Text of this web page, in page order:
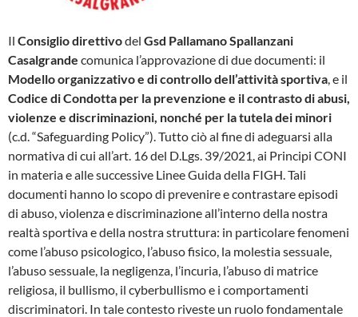
Il Consiglio direttivodel Gsd Pallamano Spallanzani
Casalgrande comunica l’approvazione di due documenti: il
Modello organizzativo e di controllo dell’attività sportiva , e il
Codice di Condotta per la prevenzione e il contrasto di abusi,
violenze e discriminazioni, nonché per la tutela dei minori
(c.d. “Safeguarding Policy”). Tutto ciò al fine di adeguarsi alla
normativa di cui all’art. 16 del D.Lgs. 39/2021, ai Principi CONI
in materia e alle successive Linee Guida della FIGH. Tali
documenti hanno lo scopo di prevenire e contrastare episodi
di abuso, violenza e discriminazione all’interno della nostra
realtà sportiva e della nostra struttura: in particolare fenomeni
come l’abuso psicologico, l’abuso fisico, la molestia sessuale,
l’abuso sessuale, la negligenza, l’incuria, l’abuso di matrice
religiosa, il bullismo, il cyberbullismo e i comportamenti
discriminatori. In tale contesto riveste un ruolo fondamentale